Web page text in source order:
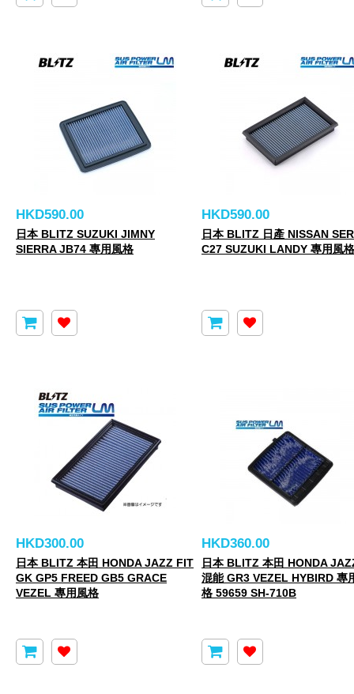
HKD590.00
日本 BLITZ SUZUKI JIMNY
SIERRA JB74 專用風格
HKD590.00
日本 BLITZ 日產 NISSAN
C27 SUZUKI LANDY 專用風格
HKD300.00
日本 BLITZ 本田 HONDA JAZZ FIT
GK GP5 FREED GB5 GRACE
VEZEL 專用風格
HKD360.00
日本 BLITZ 本田 HONDA
混能 GR3 VEZEL HYBIRD 專
格 59659 SH-710B